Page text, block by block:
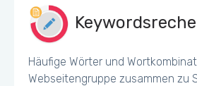
Häufige Wörter und
Webseitengruppe zusammen zu